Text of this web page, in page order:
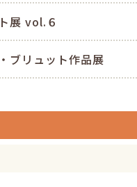
展 vol.６
ブリュット作品展